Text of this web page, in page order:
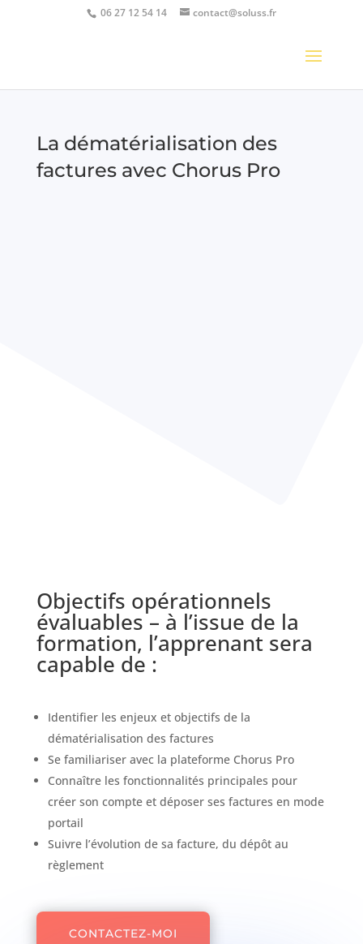
06 27 12 54 14 contact@soluss.fr
La dématérialisation des
factures avec Chorus Pro
Objectifs opérationnels
évaluables – à l’issue de la
formation, l’apprenant sera
capable de :
Identifier les enjeux et objectifs de la
dématérialisation des factures
Se familiariser avec la plateforme Chorus Pro
Connaître les fonctionnalités principales pour
créer son compte et déposer ses factures en mode
portail
Suivre l’évolution de sa facture, du dépôt au
règlement
CONTACTEZ-MOI